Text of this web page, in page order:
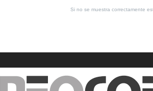
Si no se muestra correctamente